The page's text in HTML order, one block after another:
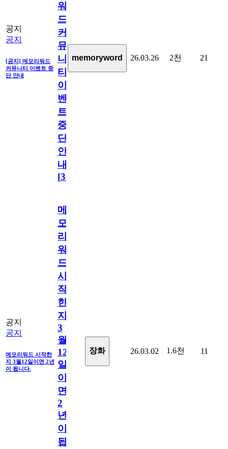
공지
공지
[공지] 메모리워드
커뮤니티 이벤트 중
단 안내
워
드
커
뮤
니
티
이
벤
트
중
단
안
내
[31
memoryword 26.03.26 2천 21
공지
공지
메모리워드 시작한
지 3월12일이면 2년
이 됩니다.
메
모
리
워
드
시
작
한
지
3
월
12
일
이
면
2
년
이
됩
장화 26.03.02 1.6천 11